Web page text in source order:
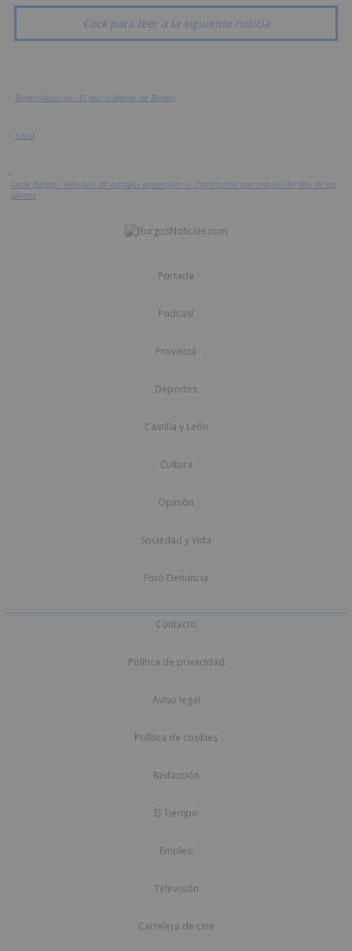
Click para leer a la siguiente noticia
> BurgosNoticias - El diario digital de Burgos
> Local
>
Local Burgos: Servicios de autobús especiales al Cementerio con motivo del Día de los
Santos
Portada
Podcast
Provincia
Deportes
Castilla y León
Cultura
Opinión
Sociedad y Vida
Foto Denuncia
Contacto
Política de privacidad
Aviso legal
Política de cookies
Redacción
El Tiempo
Empleo
Televisión
Cartelera de cine